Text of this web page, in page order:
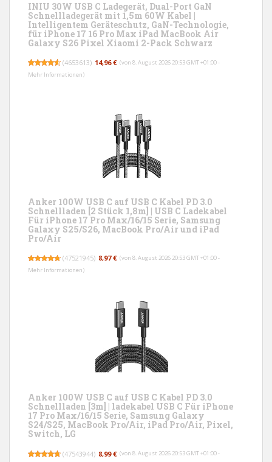
INIU 30W USB C Ladegerät, Dual-Port GaN
Schnellladegerät mit 1,5m 60W Kabel |
Intelligentem Geräteschutz, GaN-Technologie,
für iPhone 17 16 Pro Max iPad MacBook Air
Galaxy S26 Pixel Xiaomi 2-Pack Schwarz
(4653613) 14,96 € (von 8. August 2026 20:53 GMT +01:00 -
Mehr Informationen)
Anker 100W USB C auf USB C Kabel PD 3.0
Schnellladen [2 Stück 1,8m] | USB C Ladekabel
Für iPhone 17 Pro Max/16/15 Serie, Samsung
Galaxy S25/S26, MacBook Pro/Air und iPad
Pro/Air
(47521945) 8,97 € (von 8. August 2026 20:53 GMT +01:00 -
Mehr Informationen)
Anker 100W USB C auf USB C Kabel PD 3.0
Schnellladen [3m] | ladekabel USB C Für iPhone
17 Pro Max/16/15 Serie, Samsung Galaxy
S24/S25, MacBook Pro/Air, iPad Pro/Air, Pixel,
Switch, LG
(47543944) 8,99 € (von 8. August 2026 20:53 GMT +01:00 -